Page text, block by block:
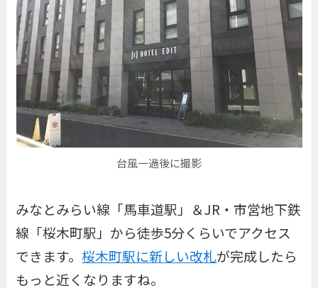
台風一過後に撮影
みなとみらい線「馬車道駅」＆JR・市営地下鉄
線「桜木町駅」から徒歩5分くらいでアクセス
できます。桜木町駅に新しい改札が完成したら
もっと近くなりますね。